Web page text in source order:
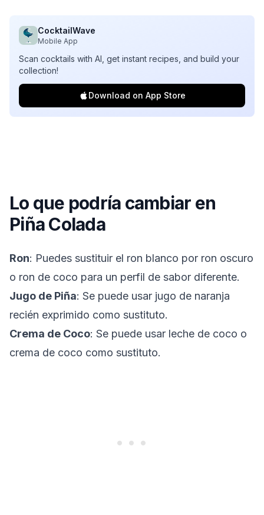
CocktailWave
Mobile App
Scan cocktails with AI, get instant recipes, and build your
collection!
Download on App Store
Lo que podría cambiar en
Piña Colada
Ron: Puedes sustituir el ron blanco por ron oscuro
o ron de coco para un perfil de sabor diferente.
Jugo de Piña: Se puede usar jugo de naranja
recién exprimido como sustituto.
Crema de Coco: Se puede usar leche de coco o
crema de coco como sustituto.